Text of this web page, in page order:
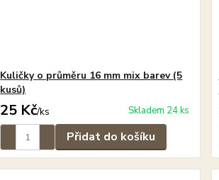
Kuličky o průměru 16 mm mix barev (5
kusů)
25 Kč/ks Skladem 24 ks
Přidat do košíku